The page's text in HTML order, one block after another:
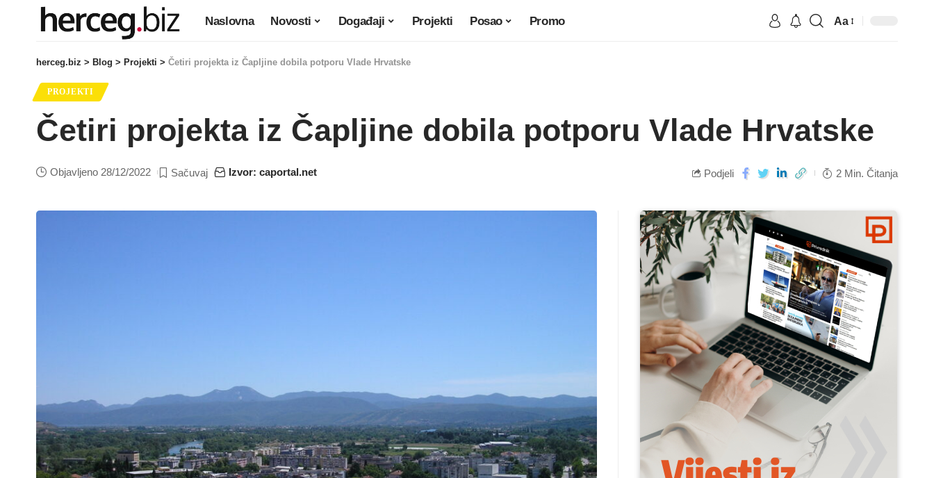
Naslovna Novosti Događaji Projekti Posao Promo Aa
herceg.biz > Blog > Projekti > Četiri projekta iz Čapljine dobila potporu Vlade Hrvatske
PROJEKTI
Četiri projekta iz Čapljine dobila potporu Vlade Hrvatske
Objavljeno 28/12/2022 Izvor: caportal.net Podjeli 2 Min. Čitanja